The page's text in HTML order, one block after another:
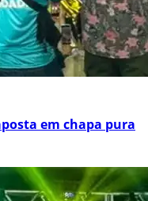
em chapa pura